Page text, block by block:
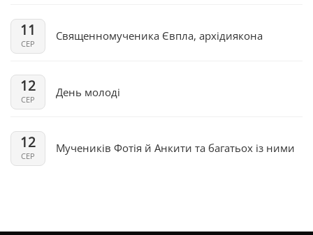
11
СЕР
Священномученика Євпла, архідиякона
12
СЕР
День молоді
12
СЕР
Мучеників Фотія й Анкити та багатьох із ними